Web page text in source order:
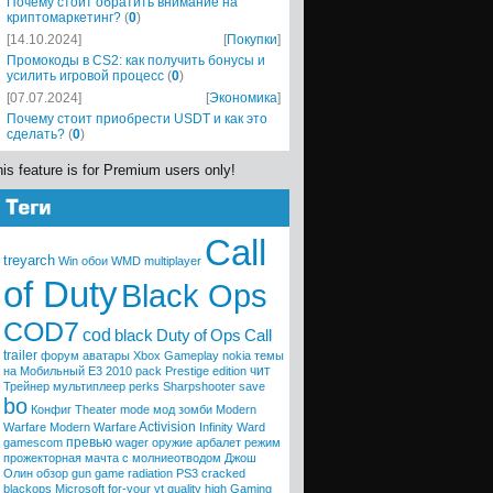
криптомаркетинг? (0)
[14.10.2024]
[Покупки]
Промокоды в CS2: как получить бонусы и
усилить игровой процесс (0)
[07.07.2024]
[Экономика]
Почему стоит приобрести USDT и как это
сделать? (0)
feature is for Premium users only!
treyarch Win обои WMD multiplayer Call
of DutyBlack Ops
COD7 cod black DutyofOps Call
trailer форум аватары Xbox Gameplay nokia темы
на Мобильный E3 2010 pack Prestige edition чит
Трейнер мультиплеер perks Sharpshooter save
bo Конфиг Theater mode мод зомби Modern
Warfare Modern WarfareActivision Infinity Ward
gamescom превью wager оружие арбалет режим
прожекторная мачта с молниеотводом Джош
Олин обзор gun game radiation PS3 cracked
blackops Microsoft for-your yt quality high Gaming